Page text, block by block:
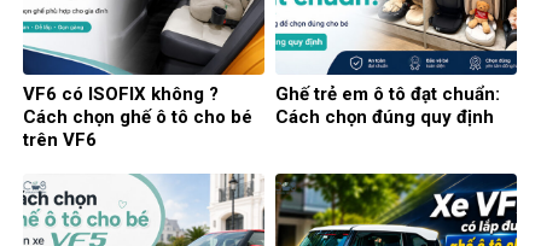
VF6 có ISOFIX không ?
Cách chọn ghế ô tô cho bé
trên VF6
Ghế trẻ em ô tô đạt chuẩn:
Cách chọn đúng quy định